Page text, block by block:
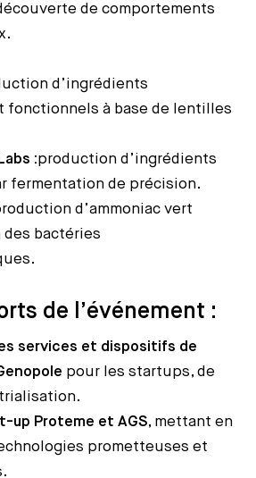
de comportements
d’ingrédients
fonctionnels à base de lentilles
:production d’ingrédients
fermentation de précision.
d’ammoniac vert
des bactéries
de l’événement :
services et dispositifs de
pour les startups, de
up Proteme et AGS, mettant en
prometteuses et